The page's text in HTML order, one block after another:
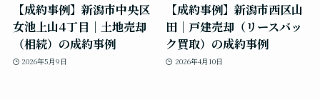
【成約事例】新潟市中央区
女池上山4丁目｜土地売却
（相続）の成約事例
2026年5月9日
【成約事例】新潟市西区山
田｜戸建売却（リースバッ
ク買取）の成約事例
2026年4月10日